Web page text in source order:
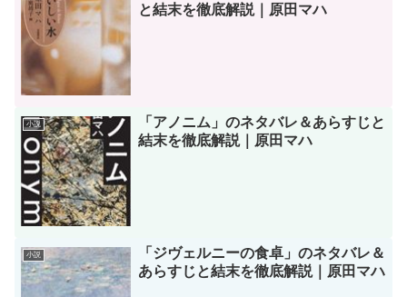
と結末を徹底解説｜原田マハ
小説
「アノニム」のネタバレ＆あらすじと
結末を徹底解説｜原田マハ
小説
「ジヴェルニーの食卓」のネタバレ＆
あらすじと結末を徹底解説｜原田マハ